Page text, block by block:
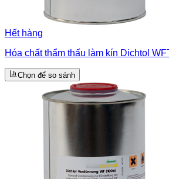
Hết hàng
Hóa chất thẩm thấu làm kín Dichtol
Chọn để so sánh